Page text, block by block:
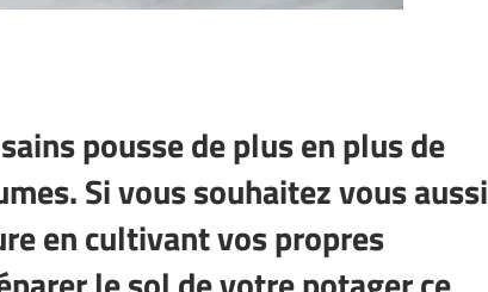
pousse de plus en plus de
Si vous souhaitez vous aussi
en cultivant vos propres